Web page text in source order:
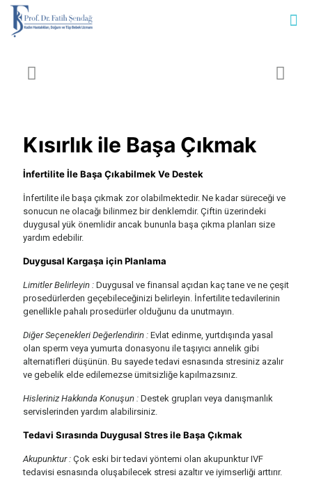
Kısırlık ile Başa Çıkmak
İnfertilite İle Başa Çıkabilmek Ve Destek
İnfertilite ile başa çıkmak zor olabilmektedir. Ne kadar süreceği ve
sonucun ne olacağı bilinmez bir denklemdir. Çiftin üzerindeki
duygusal yük önemlidir ancak bununla başa çıkma planları size
yardım edebilir.
Duygusal Kargaşa için Planlama
Limitler Belirleyin : Duygusal ve finansal açıdan kaç tane ve ne çeşit
prosedürlerden geçebileceğinizi belirleyin. İnfertilite tedavilerinin
genellikle pahalı prosedürler olduğunu da unutmayın.
Diğer Seçenekleri Değerlendirin : Evlat edinme, yurtdışında yasal
olan sperm veya yumurta donasyonu ile taşıyıcı annelik gibi
alternatifleri düşünün. Bu sayede tedavi esnasında stresiniz azalır
ve gebelik elde edilemezse ümitsizliğe kapılmazsınız.
Hisleriniz Hakkında Konuşun : Destek grupları veya danışmanlık
servislerinden yardım alabilirsiniz.
Tedavi Sırasında Duygusal Stres ile Başa Çıkmak
Akupunktur : Çok eski bir tedavi yöntemi olan akupunktur IVF
tedavisi esnasında oluşabilecek stresi azaltır ve iyimserliği arttırır.